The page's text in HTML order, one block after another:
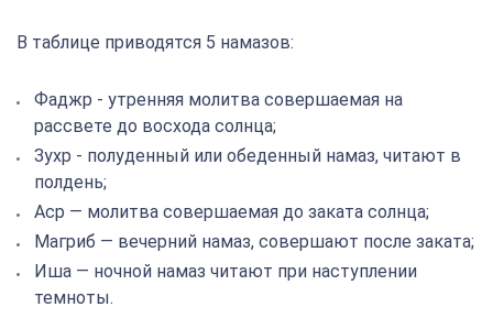
В таблице приводятся 5 намазов:
Фаджр - утренняя молитва совершаемая на
рассвете до восхода солнца;
Зухр - полуденный или обеденный намаз, читают в
полдень;
Аср — молитва совершаемая до заката солнца;
Магриб — вечерний намаз, совершают после заката;
Иша — ночной намаз читают при наступлении
темноты.